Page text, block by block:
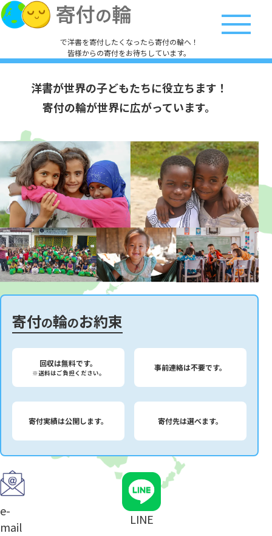
で洋書を寄付したくなったら寄付の輪へ！
皆様からの寄付をお待ちしています。
洋書が世界の子どもたちに役立ちます！
寄付の輪が世界に広がっています。
寄付の輪のお約束
回収は無料です。
※送料はご負担ください。
事前連絡は不要です。
寄付実績は公開します。 寄付先は選べます。
e-
mail
LINE